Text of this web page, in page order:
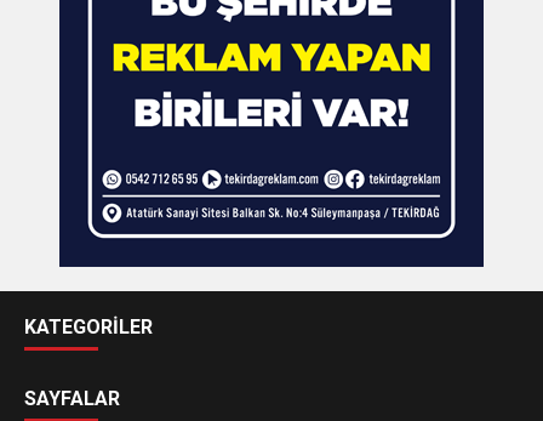
KATEGORİLER
SAYFALAR